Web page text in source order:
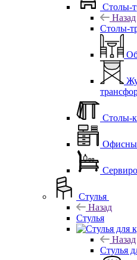
Столы-
Назад
Столы-
Столы-
Стулья
Назад
Стулья
Назад
Стулья